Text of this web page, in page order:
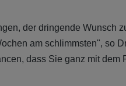
der dringende Wunsch
am schlimmsten", so
dass Sie ganz mit dem